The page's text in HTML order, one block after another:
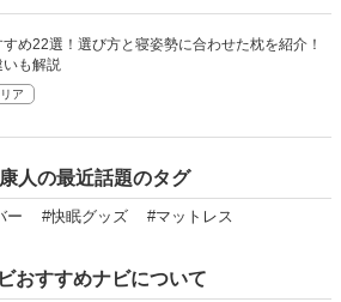
め22選！選び方と寝姿勢に合わせた枕を紹介！
いも解説
ア
人の最近話題のタグ
ー #快眠グッズ #マットレス
おすすめナビについて